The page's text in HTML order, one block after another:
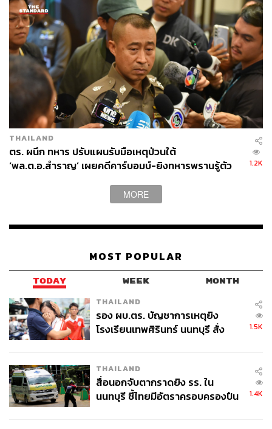
THAILAND
ตร. ผนึก ทหาร ปรับแผนรับมือเหตุป่วนใต้
‘พล.ต.อ.สำราญ’ เผยคดีคาร์บอมบ์-ยิงทหารพรานรู้ตัว
1.2K
MORE
MOST POPULAR
TODAY WEEK MONTH
THAILAND
รอง ผบ.ตร. บัญชาการเหตุยิง
โรงเรียนเทพศิรินทร์ นนทบุรี สั่ง
1.5K
THAILAND
สื่อนอกจับตากราดยิง รร. ใน
นนทบุรี ชี้ไทยมีอัตราครอบครองปืน
1.4K